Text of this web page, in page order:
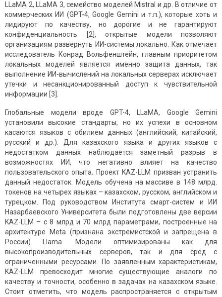
LLaMA 2, LLaMA 3, семейство моделей Mistral и др. В отличие от
коммерческих ИИ (GPT-4, Google Gemini и т.п.), которые хоть и
лидируют по качеству, но дорогие и не гарантируют
конфиденциальность [2], открытые модели позволяют
организациям развернуть ИИ-системы локально. Как отмечает
исследователь Конрад Вольфенштейн, главным приоритетом
локальных моделей является именно защита данных, так
выполнение ИИ-вычислений на локальных серверах исключает
утечки и несанкционированный доступ к чувствительной
информации [3].
Глобальные модели вроде GPT-4, LLaMA, Google Gemini
установили высокие стандарты, но их успехи в основном
касаются языков с обилием данных (английский, китайский,
русский и др.). Для казахского языка и других языков с
недостатком данных наблюдается заметный разрыв в
возможностях ИИ, что негативно влияет на качество
пользовательского опыта. Проект KAZ-LLM призван устранить
данный недостаток. Модель обучена на массиве в 148 млрд.
токенов на четырех языках – казахском, русском, английском и
турецком. Под руководством Института смарт-систем и ИИ
Назарбаевского Университета были подготовлены две версии
KAZ-LLM – с 8 млрд и 70 млрд параметрами, построенные на
архитектуре Meta (признана экстремистской и запрещена в
России) Llama. Модели оптимизированы как для
высокопроизводительных серверов, так и для сред с
ограниченными ресурсами. По заявленным характеристикам,
KAZ-LLM превосходит многие существующие аналоги по
качеству и точности, особенно в задачах на казахском языке.
Стоит отметить, что модель распространяется с открытым